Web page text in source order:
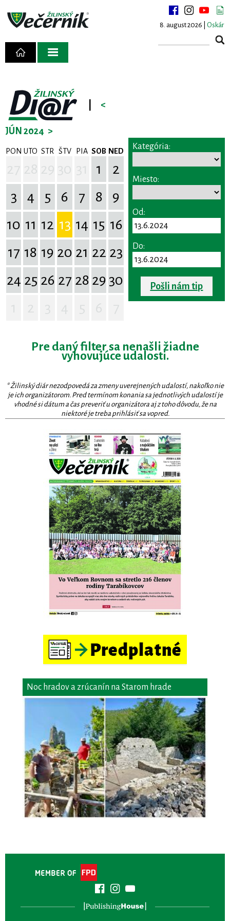
8. august 2026 | Oskár
<
JÚN 2024 >
PON UTO STR ŠTV PIA SOB NED
1
2
3
4 5 6 7 8
9
10 11 12 13 14 15 16
17 18 19 20 21 22 23
24 25 26 27 28 29 30
Kategória:
Miesto:
Od:
Do:
Pošli nám tip
Pre daný filter sa nenašli žiadne
vyhovujúce udalosti.
* Žilinský diár nezodpovedá za zmeny uverejnených udalostí, nakoľko nie
je ich organizátorom. Pred termínom konania sa jednotlivých udalostí je
vhodné si dátum a čas preveriť u organizátora aj z toho dôvodu, že na
niektoré je treba prihlásiť sa vopred.
Noc hradov a zrúcanín na Starom hrade